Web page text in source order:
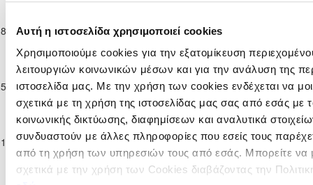
Αυτή η ιστοσελίδα χρησιμοποιεί cookies
Χρησιμοποιούμε cookies για την εξατομίκευση
λειτουργιών κοινωνικών μέσων και για την ανάλυση της
ιστοσελίδα μας. Με την χρήση των cookies ενδέχεται να
σχετικά με τη χρήση της ιστοσελίδας μας σας από εσάς
κοινωνικής δικτύωσης, διαφημίσεων και αναλυτικά
συνδυαστούν με άλλες πληροφορίες που εσείς τους
από τη χρήση των υπηρεσιών τους από εσάς. Μπορείτε να
σχετικά με την χρήση των Cookies διαβάζοντας την
01-2026
Πρωτάθλημα
Παίδων Κ-17
2025/26
ΓΕΡΟΣΚΗΠΟΥ F.C.3
ΑΧΕΡΙΤΟΥ
01-2026
Παγκύπριο
Πρωτάθλημα
Παίδων Κ-17
2025/26
KRASAVA Ε.Ν.Y.5 3ΓΕΡΟΣΚΗΠΟΥ
02-2026
Παγκύπριο
Πρωτάθλημα
Παίδων Κ-17
2025/26
ΓΕΡΟΣΚΗΠΟΥ F.C.3 0ΑΠΟΛΛΩΝ
ΛΥΜΠΙΩΝ
Παγκύπριο